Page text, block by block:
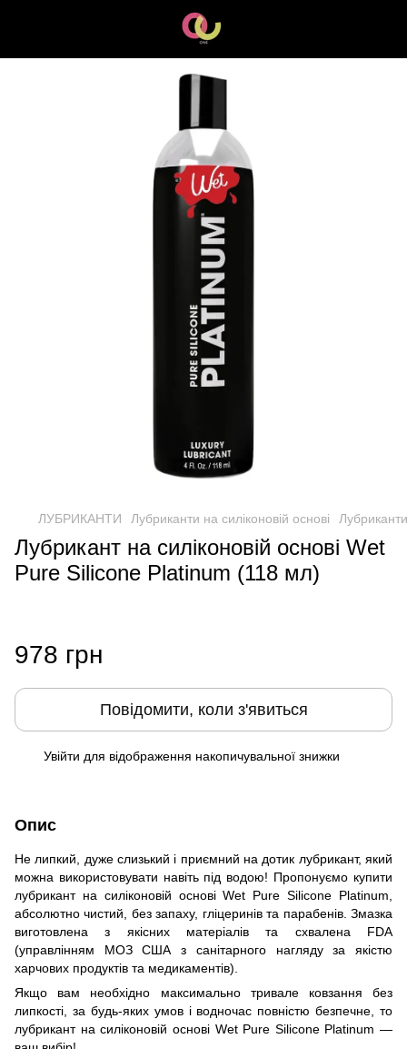
ЛУБРИКАНТИ Лубриканти на силіконовій основі
Лубрикант на силіконовій основі Wet
Pure Silicone Platinum (118 мл)
978 грн
Повідомити, коли з'явиться
Увійти для відображення накопичувальної знижки
Опис
Не липкий, дуже слизький і приємний на дотик лубрикант, який
можна використовувати навіть під водою! Пропонуємо купити
лубрикант на силіконовій основі Wet Pure Silicone Platinum,
абсолютно чистий, без запаху, гліцеринів та парабенів. Змазка
виготовлена з якісних матеріалів та схвалена FDA
(управлінням МОЗ США з санітарного нагляду за якістю
харчових продуктів та медикаментів).
Якщо вам необхідно максимально тривале ковзання без
липкості, за будь-яких умов і водночас повністю безпечне, то
лубрикант на силіконовій основі Wet Pure Silicone Platinum —